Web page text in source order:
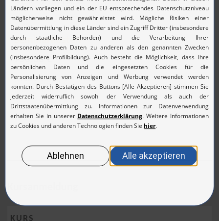
Seminarkosten
750,00 €
(892,50 € inkl. 19% MwSt.)
pro Teilnehmer
KURS